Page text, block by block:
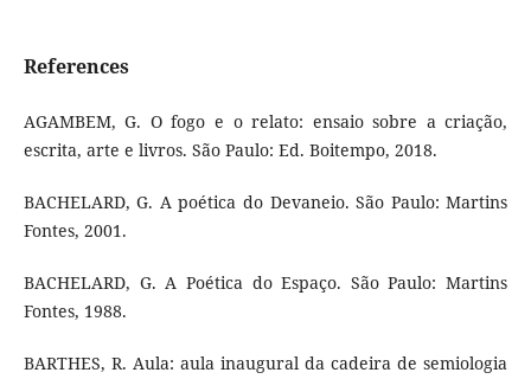
References
AGAMBEM, G. O fogo e o relato: ensaio sobre a criação,
escrita, arte e livros. São Paulo: Ed. Boitempo, 2018.
BACHELARD, G. A poética do Devaneio. São Paulo: Martins
Fontes, 2001.
BACHELARD, G. A Poética do Espaço. São Paulo: Martins
Fontes, 1988.
BARTHES, R. Aula: aula inaugural da cadeira de semiologia